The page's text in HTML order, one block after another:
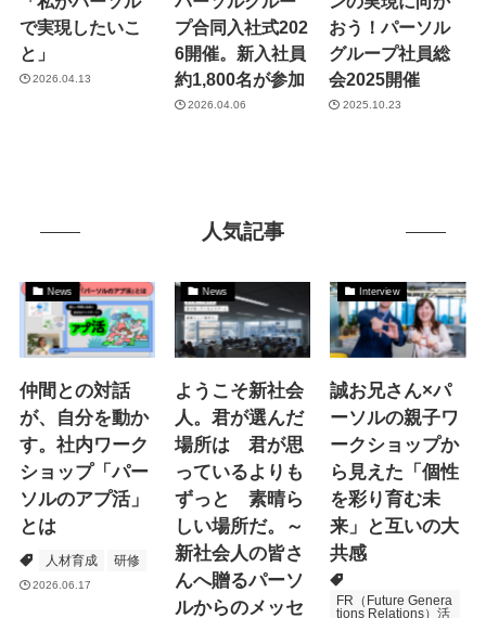
で実現したいこ
と」
2026.04.13
プ合同入社式202
6開催。新入社員
約1,800名が参加
2026.04.06
おう！パーソル
グループ社員総
会2025開催
2025.10.23
人気記事
News
仲間との対話
が、自分を動か
す。社内ワーク
ショップ「パー
ソルのアプ活」
とは
人材育成 研修
2026.06.17
News
ようこそ新社会
人。君が選んだ
場所は 君が思
っているよりも
ずっと 素晴ら
しい場所だ。～
新社会人の皆さ
んへ贈るパーソ
ルからのメッセ
Interview
誠お兄さん×パ
ーソルの親子ワ
ークショップか
ら見えた「個性
を彩り育む未
来」と互いの大
共感
FR（Future Genera
tions Relations）活